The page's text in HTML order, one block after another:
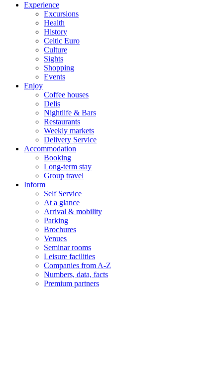
Experience
Excursions
Health
History
Celtic Euro
Culture
Sights
Shopping
Events
Enjoy
Coffee houses
Delis
Nightlife & Bars
Restaurants
Weekly markets
Delivery Service
Accommodation
Booking
Long-term stay
Group travel
Inform
Self Service
At a glance
Arrival & mobility
Parking
Brochures
Venues
Seminar rooms
Leisure facilities
Companies from A-Z
Numbers, data, facts
Premium partners